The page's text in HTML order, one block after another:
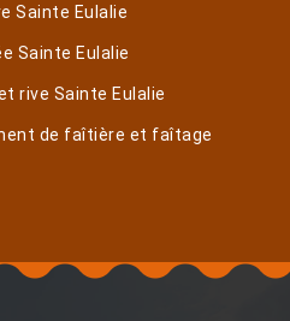
Sainte Eulalie
Sainte Eulalie
rive Sainte Eulalie
de faîtière et faîtage